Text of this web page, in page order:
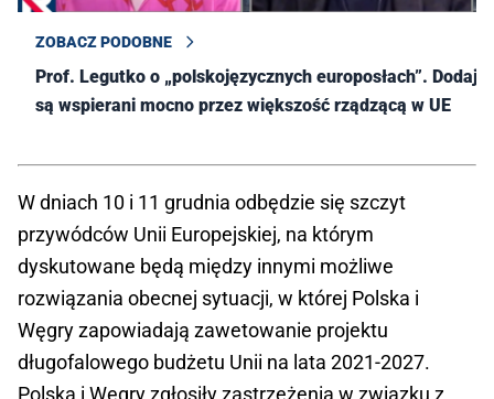
ZOBACZ PODOBNE
Prof. Legutko o „polskojęzycznych europosłach”. Dodaje:
są wspierani mocno przez większość rządzącą w UE
W dniach 10 i 11 grudnia odbędzie się szczyt
przywódców Unii Europejskiej, na którym
dyskutowane będą między innymi możliwe
rozwiązania obecnej sytuacji, w której Polska i
Węgry zapowiadają zawetowanie projektu
długofalowego budżetu Unii na lata 2021-2027.